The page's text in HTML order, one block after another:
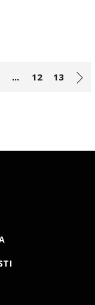
... 12 13